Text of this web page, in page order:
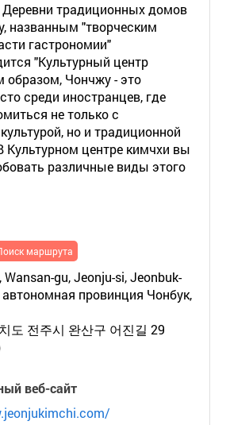
Деревни традиционных домов
названным "творческим
гастрономии"
"Культурный центр
образом, Чончжу - это
среди иностранцев, где
не только с
но и традиционной
Культурном центре кимчхи вы
различные виды этого
маршрута
Wansan-gu, Jeonju-si, Jeonbuk-
провинция Чонбук,
도 전주시 완산구 어진길 29
веб-сайт